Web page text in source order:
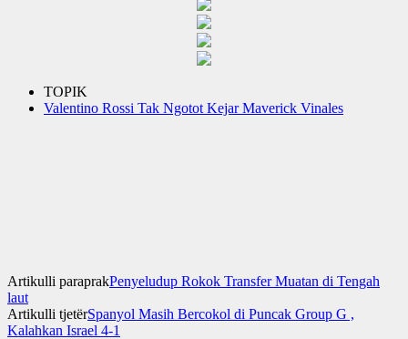
TOPIK
Valentino Rossi Tak Ngotot Kejar Maverick Vinales
Artikulli paraprakPenyeludup Rokok Transfer Muatan di Tengah
laut
Artikulli tjetërSpanyol Masih Bercokol di Puncak Group G ,
Kalahkan Israel 4-1